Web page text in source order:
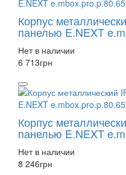
Корпус
панелью E.NEXT
Нет в наличии
6 713грн
Корпус
панелью E.NEXT
Нет в наличии
8 246грн